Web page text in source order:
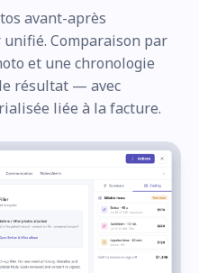
avant-après
Comparaison par
et une chronologie
résultat — avec
liée à la facture.